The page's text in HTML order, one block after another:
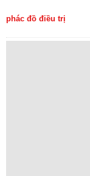
phác đồ điều trị